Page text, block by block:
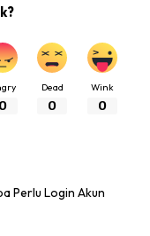
0
Dead
0
Wink
0
Perlu Login Akun